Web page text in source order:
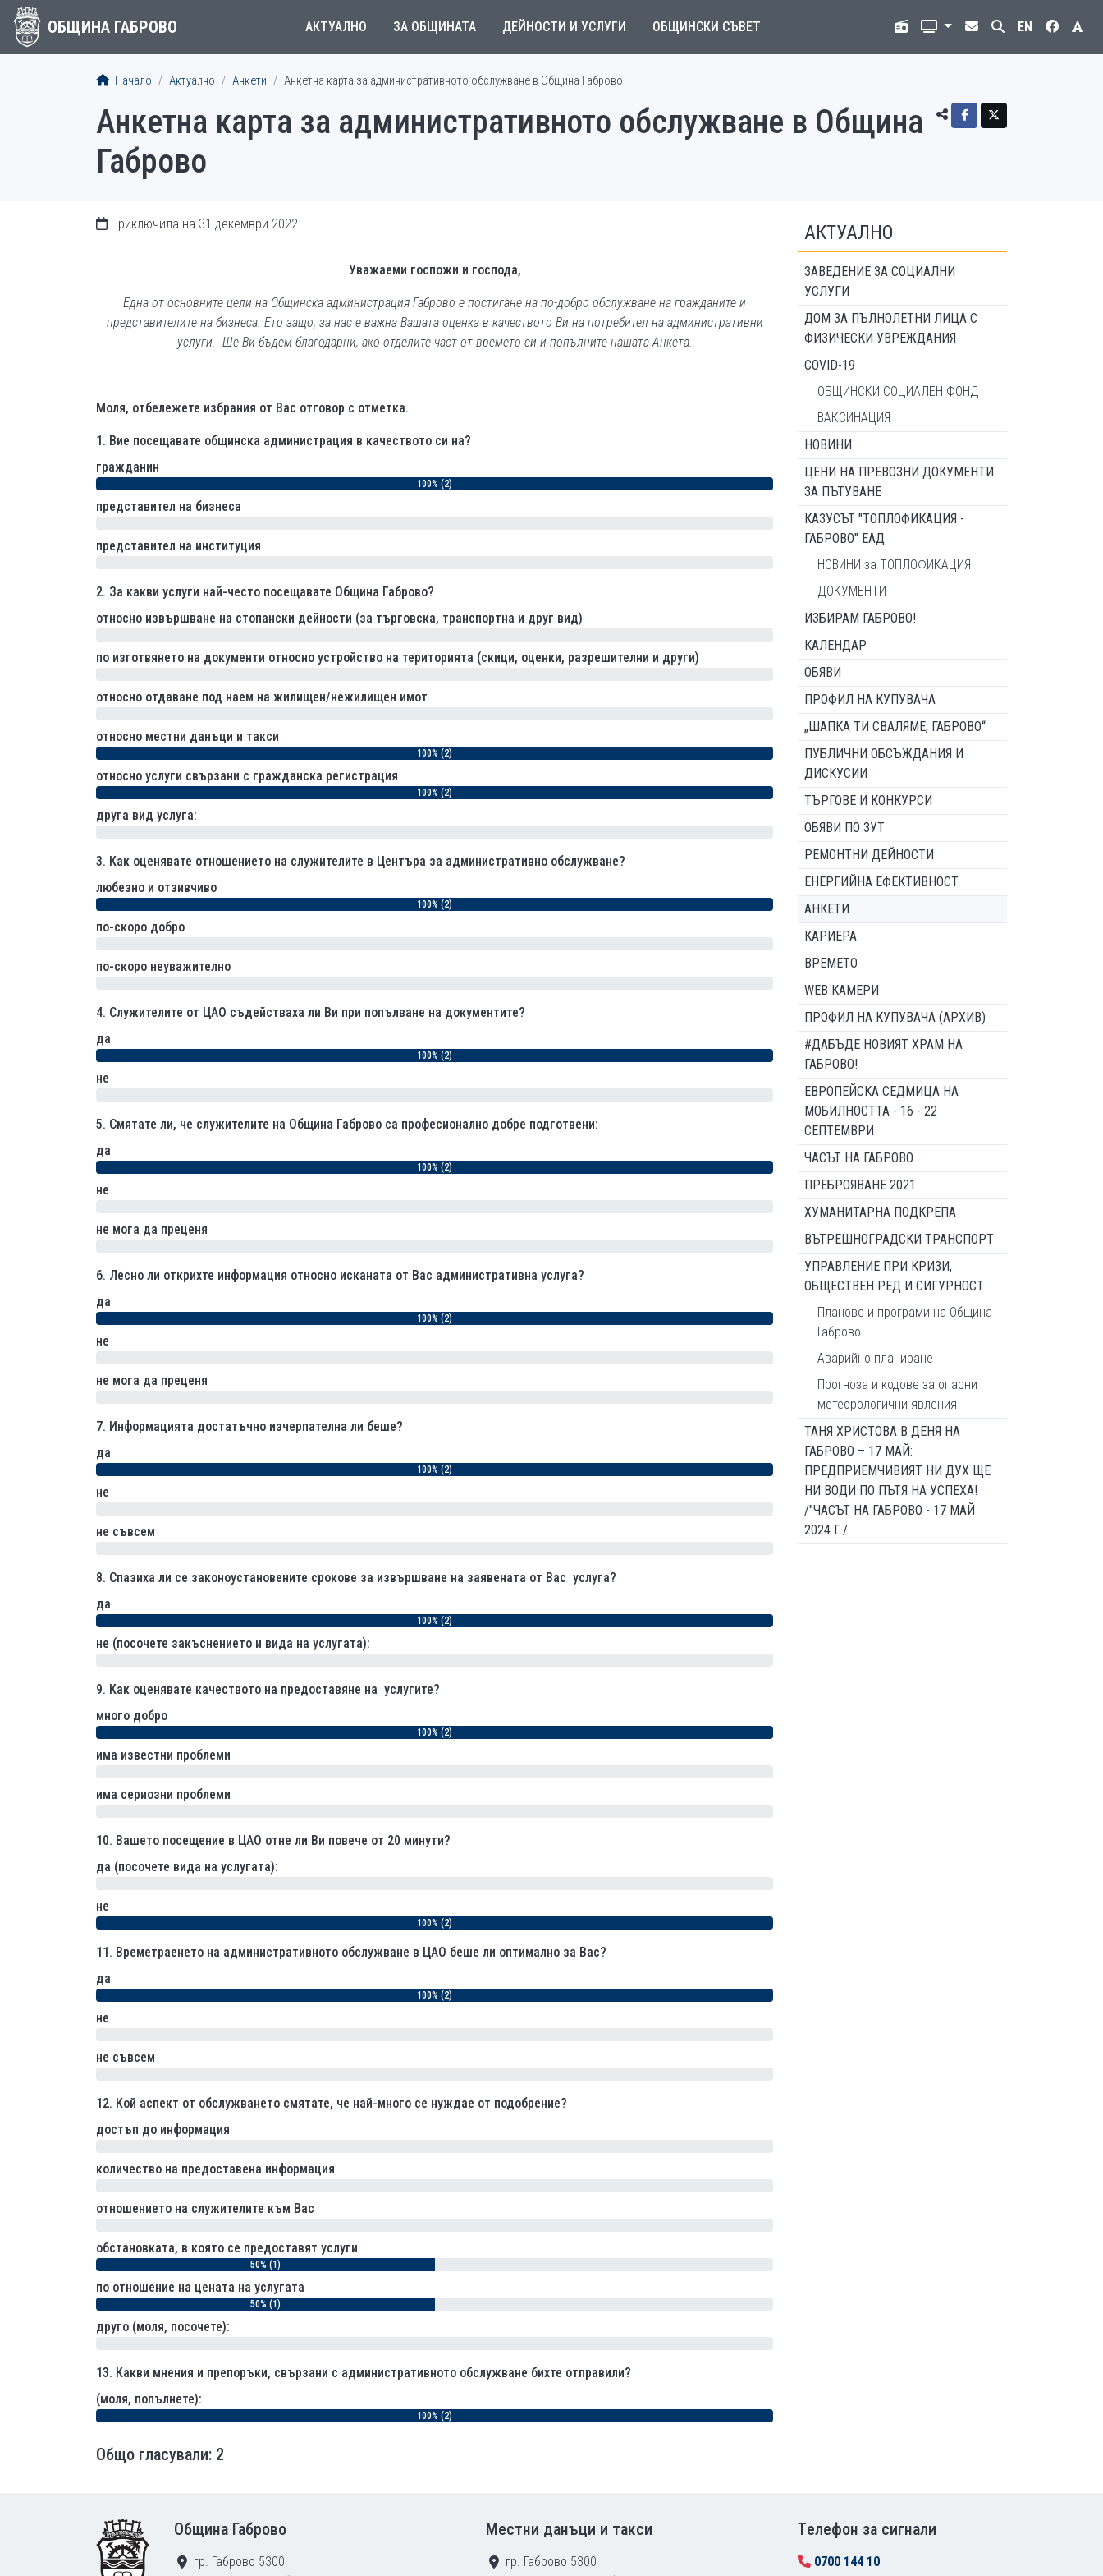
ОБЩИНА ГАБРОВО АКТУАЛНО ЗА ОБЩИНАТА ДЕЙНОСТИ И УСЛУГИ ОБЩИНСКИ СЪВЕТ EN
Начало Актуално Анкети Анкетна карта за административното обслужване в Община Габрово
Анкетна карта за административното обслужване в Община
Габрово
Приключила на 31 декември 2022
Уважаеми госпожи и господа,
Една от основните цели на Общинска администрация Габрово е постигане на по-добро обслужване на гражданите и
представителите на бизнеса. Ето защо, за нас е важна Вашата оценка в качеството Ви на потребител на административни
услуги. Ще Ви бъдем благодарни, ако отделите част от времето си и попълните нашата Анкета.
Моля, отбележете избрания от Вас отговор с отметка.
1. Вие посещавате общинска администрация в качеството си на?
гражданин
100% (2)
представител на бизнеса
представител на институция
2. За какви услуги най-често посещавате Община Габрово?
относно извършване на стопански дейности (за търговска, транспортна и друг вид)
по изготвянето на документи относно устройство на територията (скици, оценки, разрешителни и други)
относно отдаване под наем на жилищен/нежилищен имот
относно местни данъци и такси
100% (2)
относно услуги свързани с гражданска регистрация
100% (2)
друга вид услуга:
3. Как оценявате отношението на служителите в Центъра за административно обслужване?
любезно и отзивчиво
100% (2)
по-скоро добро
по-скоро неуважително
4. Служителите от ЦАО съдействаха ли Ви при попълване на документите?
да
100% (2)
не
5. Смятате ли, че служителите на Община Габрово са професионално добре подготвени:
да
100% (2)
не
не мога да преценя
6. Лесно ли открихте информация относно исканата от Вас административна услуга?
да
100% (2)
не
не мога да преценя
7. Информацията достатъчно изчерпателна ли беше?
да
100% (2)
не
не съвсем
8. Спазиха ли се законоустановените срокове за извършване на заявената от Вас услуга?
да
100% (2)
не (посочете закъснението и вида на услугата):
9. Как оценявате качеството на предоставяне на услугите?
много добро
100% (2)
има известни проблеми
има сериозни проблеми
10. Вашето посещение в ЦАО отне ли Ви повече от 20 минути?
да (посочете вида на услугата):
не
100% (2)
11. Времетраенето на административното обслужване в ЦАО беше ли оптимално за Вас?
да
100% (2)
не
не съвсем
12. Кой аспект от обслужването смятате, че най-много се нуждае от подобрение?
достъп до информация
количество на предоставена информация
отношението на служителите към Вас
обстановката, в която се предоставят услуги
50% (1)
по отношение на цената на услугата
50% (1)
друго (моля, посочете):
13. Какви мнения и препоръки, свързани с административното обслужване бихте отправили?
(моля, попълнете):
100% (2)
Общо гласували: 2
АКТУАЛНО
ЗАВЕДЕНИЕ ЗА СОЦИАЛНИ
УСЛУГИ
ДОМ ЗА ПЪЛНОЛЕТНИ ЛИЦА С
ФИЗИЧЕСКИ УВРЕЖДАНИЯ
COVID-19
ОБЩИНСКИ СОЦИАЛЕН ФОНД
ВАКСИНАЦИЯ
НОВИНИ
ЦЕНИ НА ПРЕВОЗНИ ДОКУМЕНТИ
ЗА ПЪТУВАНЕ
КАЗУСЪТ "ТОПЛОФИКАЦИЯ -
ГАБРОВО" ЕАД
НОВИНИ за ТОПЛОФИКАЦИЯ
ДОКУМЕНТИ
ИЗБИРАМ ГАБРОВО!
КАЛЕНДАР
ОБЯВИ
ПРОФИЛ НА КУПУВАЧА
„ШАПКА ТИ СВАЛЯМЕ, ГАБРОВО“
ПУБЛИЧНИ ОБСЪЖДАНИЯ И
ДИСКУСИИ
ТЪРГОВЕ И КОНКУРСИ
ОБЯВИ ПО ЗУТ
РЕМОНТНИ ДЕЙНОСТИ
ЕНЕРГИЙНА ЕФЕКТИВНОСТ
АНКЕТИ
КАРИЕРА
ВРЕМЕТО
WEB КАМЕРИ
ПРОФИЛ НА КУПУВАЧА (АРХИВ)
#ДАБЪДЕ НОВИЯТ ХРАМ НА
ГАБРОВО!
ЕВРОПЕЙСКА СЕДМИЦА НА
МОБИЛНОСТТА - 16 - 22
СЕПТЕМВРИ
ЧАСЪТ НА ГАБРОВО
ПРЕБРОЯВАНЕ 2021
ХУМАНИТАРНА ПОДКРЕПА
ВЪТРЕШНОГРАДСКИ ТРАНСПОРТ
УПРАВЛЕНИЕ ПРИ КРИЗИ,
ОБЩЕСТВЕН РЕД И СИГУРНОСТ
Планове и програми на Община
Габрово
Аварийно планиране
Прогноза и кодове за опасни
метеорологични явления
ТАНЯ ХРИСТОВА В ДЕНЯ НА
ГАБРОВО – 17 МАЙ:
ПРЕДПРИЕМЧИВИЯТ НИ ДУХ ЩЕ
НИ ВОДИ ПО ПЪТЯ НА УСПЕХА!
/"ЧАСЪТ НА ГАБРОВО - 17 МАЙ
2024 Г./
Община Габрово
гр. Габрово 5300
Местни данъци и такси
гр. Габрово 5300
Tелефон за сигнали
0700 144 10